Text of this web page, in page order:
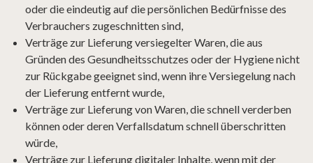
oder die eindeutig auf die persönlichen Bedürfnisse des
Verbrauchers zugeschnitten sind,
Verträge zur Lieferung versiegelter Waren, die aus
Gründen des Gesundheitsschutzes oder der Hygiene nicht
zur Rückgabe geeignet sind, wenn ihre Versiegelung nach
der Lieferung entfernt wurde,
Verträge zur Lieferung von Waren, die schnell verderben
können oder deren Verfallsdatum schnell überschritten
würde,
Verträge zur Lieferung digitaler Inhalte, wenn mit der